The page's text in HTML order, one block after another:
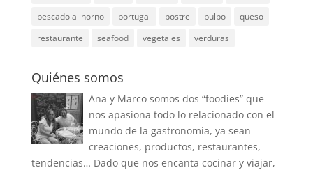
pescado al horno
portugal postre pulpo
queso
restaurante
seafood vegetales verduras
Quiénes somos
Ana y Marco somos dos “foodies” que
nos apasiona todo lo relacionado con el
mundo de la gastronomía, ya sean
creaciones, productos, restaurantes,
tendencias… Dado que nos encanta cocinar y viajar,